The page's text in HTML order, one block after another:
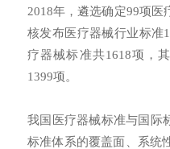
2018年，遴选确定99项医
核发布医疗器械行业标准
疗器械标准共1618项，
1399项。
我国医疗器械标准与国际
标准体系的覆盖面、系统